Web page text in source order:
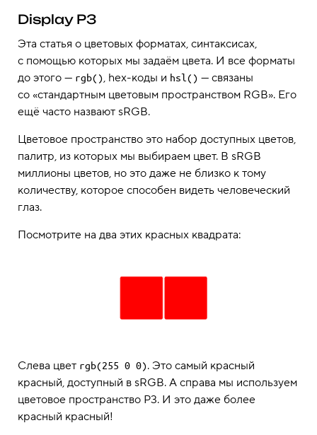
Display P3
Эта статья о цветовых форматах, синтаксисах,
с помощью которых мы задаём цвета. И все форматы
до этого — rgb(), hex-коды и hsl() — связаны
со «стандартным цветовым пространством RGB». Его
ещё часто назвают sRGB.
Цветовое пространство это набор доступных цветов,
палитр, из которых мы выбираем цвет. В sRGB
миллионы цветов, но это даже не близко к тому
количеству, которое способен видеть человеческий
глаз.
Посмотрите на два этих красных квадрата:
Слева цвет rgb(255 0 0). Это самый красный
красный, доступный в sRGB. А справа мы используем
цветовое пространство P3. И это даже более
красный красный!